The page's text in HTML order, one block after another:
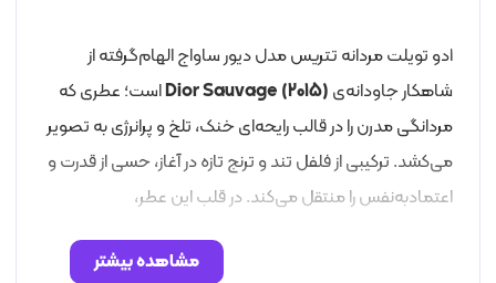
ادو تویلت مردانه تتریس مدل دیور ساواج الهام‌گرفته از
شاهکار جاودانه‌ی Dior Sauvage (2015)است؛ عطری که
مردانگی مدرن را در قالب رایحه‌ای خنک، تلخ و پرانرژی به تصویر
می‌کشد. ترکیبی از فلفل تند و ترنج تازه در آغاز، حسی از قدرت و
اعتماد‌به‌نفس را منتقل می‌کند. در قلب این عطر،
اسطوخودوس، نعناع هندی و فلفل سیچوان فضایی معطر و
مردانه می‌سازند و در پایان، نت‌های سدر و آمبروکسان عمق و
مشاهده بیشتر